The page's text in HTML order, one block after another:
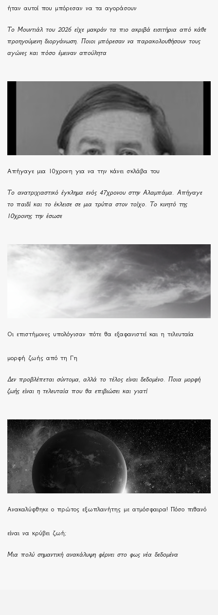
ήταν αυτοί που μπόρεσαν να τα αγοράσουν
Το Μουντιάλ του 2026 είχε μακράν τα πιο ακριβά εισιτήρια από κάθε
προηγούμενη διοργάνωση. Ποιοι μπόρεσαν να παρακολουθήσουν τους
αγώνες και πόσο έμειναν απούλητα
Απήγαγε μια 10χρονη για να την κάνει σκλάβα του
Το ανατριχιαστικό έγκλημα ενός 47χρονου στην Αλαμπάμα. Απήγαγε
το παιδί και το έκλεισε σε μια τρύπα στον τοίχο. Το κινητό της
10χρονης την έσωσε
Οι επιστήμονες υπολόγισαν πότε θα εξαφανιστεί και η τελευταία
μορφή ζωής από τη Γη
Δεν προβλέπεται σύντομα, αλλά το τέλος είναι δεδομένο. Ποια μορφή
ζωής είναι η τελευταία που θα επιβιώσει και γιατί
Ανακαλύφθηκε ο πρώτος εξωπλανήτης με ατμόσφαιρα! Πόσο πιθανό
είναι να κρύβει ζωή;
Μια πολύ σημαντική ανακάλυψη φέρνει στο φως νέα δεδομένα